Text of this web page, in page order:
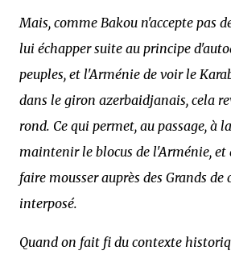
Mais, comme Bakou n'accepte pas
lui échapper suite au principe
peuples, et l'Arménie de voir le
dans le giron azerbaidjanais, cela
rond. Ce qui permet, au passage, à
maintenir le blocus de l'Arménie, et
faire mousser auprès des Grands de
interposé.
Quand on fait fi du contexte